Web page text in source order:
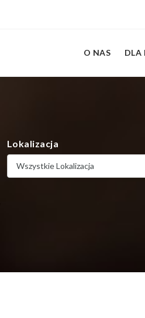
O NAS DLA
Lokalizacja
Wszystkie Lokalizacja